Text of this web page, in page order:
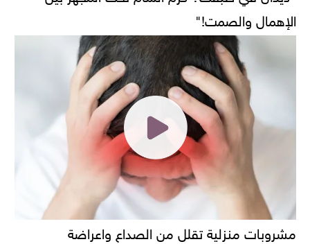
الإهمال والصمت!"
مشروبات منزلية تقلل من الصداع واعراضة